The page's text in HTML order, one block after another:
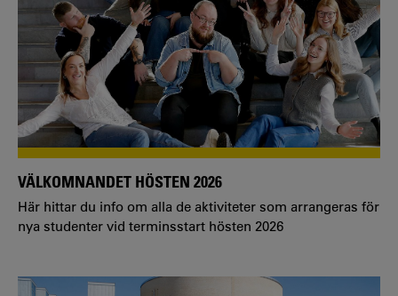
VÄLKOMNANDET HÖSTEN 2026
Här hittar du info om alla de aktiviteter som arrangeras för
nya studenter vid terminsstart hösten 2026